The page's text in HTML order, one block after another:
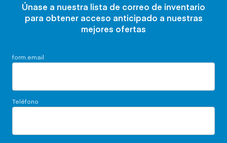
Únase a nuestra lista de correo de inventario
para obtener acceso anticipado a nuestras
mejores ofertas
form.email
Teléfono